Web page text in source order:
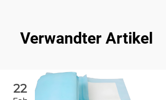
Verwandter Artikel
22